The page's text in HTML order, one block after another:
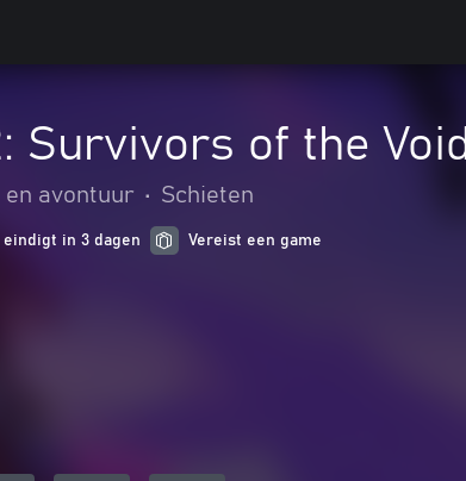
Survivors of the Void
en avontuur • Schieten
eindigt in 3 dagen Vereist een game